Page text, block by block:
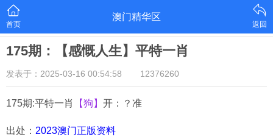
首页
澳门精华区
返回
175期：【感慨人生】平特一肖
发表于：2025-03-16 00:54:58 12376260
175期:平特一肖 【狗】 开：？准
出处： 2023澳门正版资料